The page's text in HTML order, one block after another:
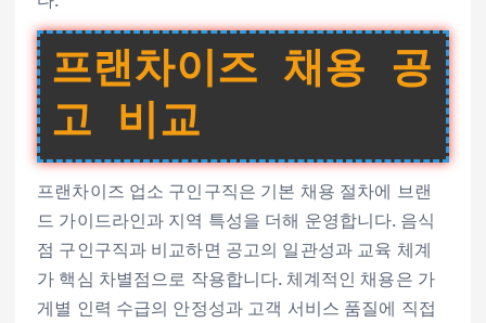
프랜차이즈 채용 공
고 비교
프랜차이즈 업소 구인구직은 기본 채용 절차에 브랜
드 가이드라인과 지역 특성을 더해 운영합니다. 음식
점 구인구직과 비교하면 공고의 일관성과 교육 체계
가 핵심 차별점으로 작용합니다. 체계적인 채용은 가
게별 인력 수급의 안정성과 고객 서비스 품질에 직접